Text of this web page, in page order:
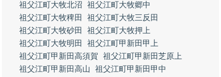
祖父江町大牧北沼
祖父江町大牧郷中
祖父江町大牧稗田
祖父江町大牧三反田
祖父江町大牧砂田
祖父江町大牧押上
祖父江町大牧明田
祖父江町甲新田甲上
祖父江町甲新田高須賀
祖父江町甲新田芝原上
祖父江町甲新田高山
祖父江町甲新田甲中